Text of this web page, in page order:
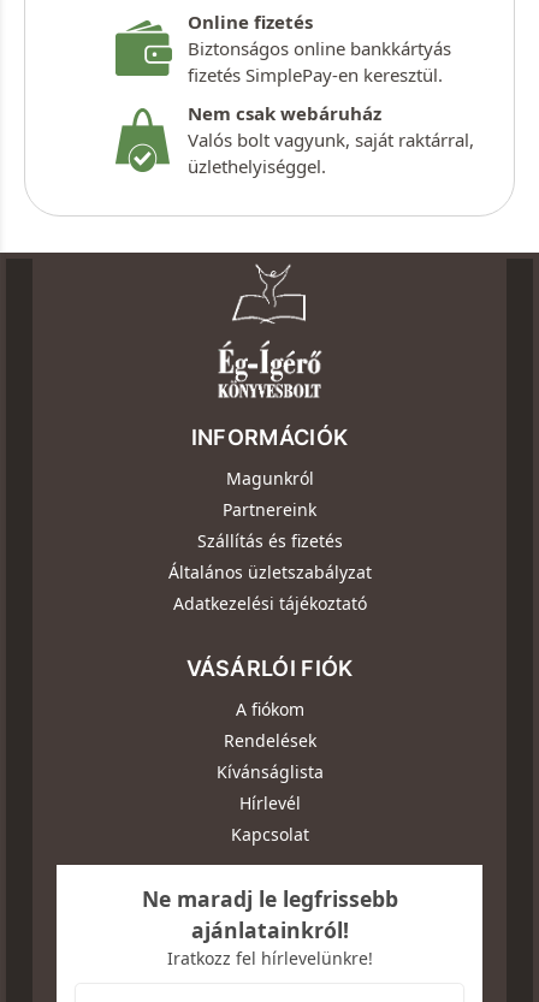
Online fizetés
Biztonságos online bankkártyás
fizetés SimplePay-en keresztül.
Nem csak webáruház
Valós bolt vagyunk, saját raktárral,
üzlethelyiséggel.
INFORMÁCIÓK
Magunkról
Partnereink
Szállítás és fizetés
Általános üzletszabályzat
Adatkezelési tájékoztató
VÁSÁRLÓI FIÓK
A fiókom
Rendelések
Kívánságlista
Hírlevél
Kapcsolat
Ne maradj le legfrissebb
ajánlatainkról!
Iratkozz fel hírlevelünkre!